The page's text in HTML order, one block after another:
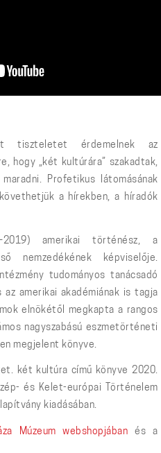
tiszteletet érdemelnek az
hogy „két kultúrára” szakadtak,
Profetikus látomásának
a hírekben, a híradók
amerikai történész, a
nemzedékének képviselője.
tudományos tanácsadó
amerikai akadémiának is tagja
elnökétől megkapta a rangos
nagyszabású eszmetörténeti
megjelent könyve.
két kultúra című könyve 2020.
és Kelet-európai Történelem
kiadásában.
Múzeum webshopjában és a